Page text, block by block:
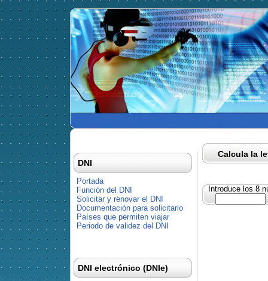
Calcula la
Introduce los 8
DNI
Portada
Función del DNI
Solicitar y renovar el DNI
Documentación para solicitarlo
Países que permiten viajar
Periodo de validez del DNI
DNI electrónico (DNIe)